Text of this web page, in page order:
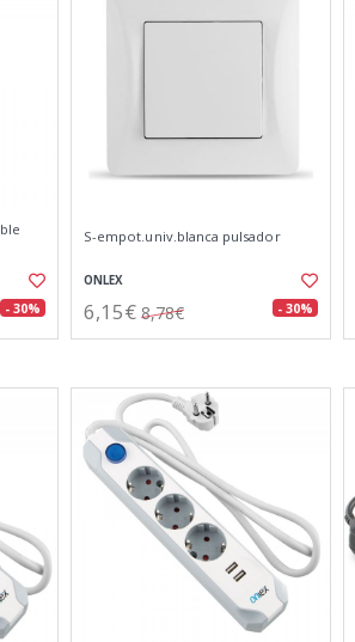
- 30%
S-empot.univ.blanca pulsador
ONLEX
6,15€ 8,78€ - 30%